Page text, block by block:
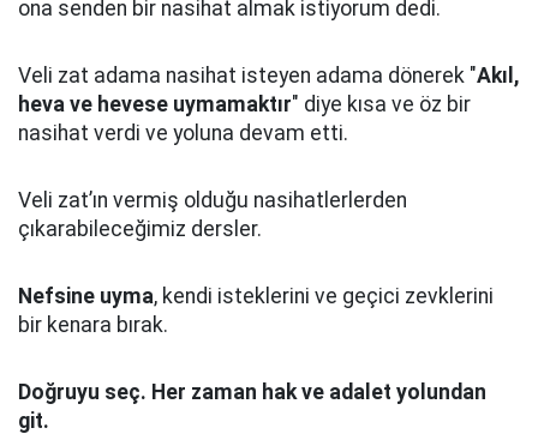
ona senden bir nasihat almak istiyorum dedi.
Veli zat adama nasihat isteyen adama dönerek "Akıl,
heva ve hevese uymamaktır" diye kısa ve öz bir
nasihat verdi ve yoluna devam etti.
Veli zat’ın vermiş olduğu nasihatlerlerden
çıkarabileceğimiz dersler.
Nefsine uyma, kendi isteklerini ve geçici zevklerini
bir kenara bırak.
Doğruyu seç. Her zaman hak ve adalet yolundan
git.